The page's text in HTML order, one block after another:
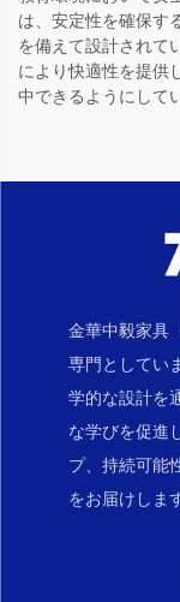
は、安定性を確保す
を備えて設計されて
により快適性を提供
中できるようにして
金華中毅家具
専門としてい
学的な設計を
な学びを促進
プ、持続可能
をお届けしま